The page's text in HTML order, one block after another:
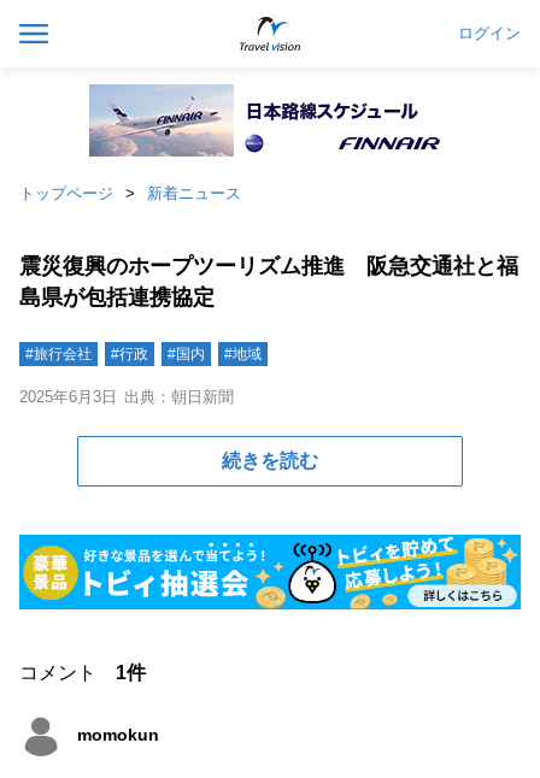
ログイン
トップページ 新着ニュース
震災復興のホープツーリズム推進 阪急交通社と福
島県が包括連携協定
#旅行会社 #行政 #国内 #地域
2025年6月3日 出典：朝日新聞
続きを読む
コメント 1件
momokun